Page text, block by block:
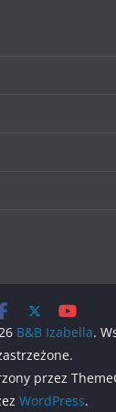
B&B Izabella.
przez
WordPress.